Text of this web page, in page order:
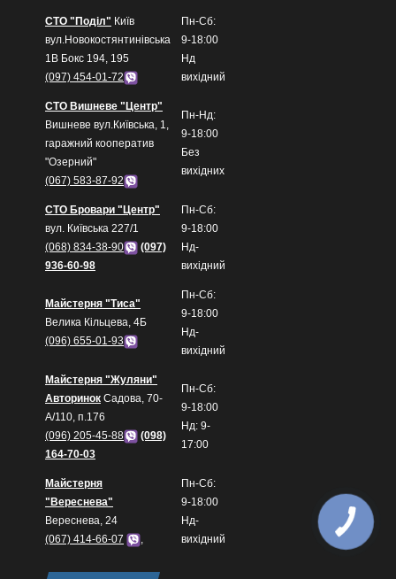
СТО "Поділ" Київ
вул.Новокостянтинівська
1В Бокс 194, 195
(097) 454-01-72
Пн-Сб:
9-18:00
Нд
вихідний
СТО Вишневе "Центр"
Вишневе вул.Київська, 1,
гаражний кооператив
"Озерний"
(067) 583-87-92
Пн-Нд:
9-18:00
Без
вихідних
СТО Бровари "Центр"
вул. Київська 227/1
(068) 834-38-90
(097)
936-60-98
Пн-Сб:
9-18:00
Нд-
вихідний
Майстерня "Тиса"
Велика Кільцева, 4Б
(096) 655-01-93
Пн-Сб:
9-18:00
Нд-
вихідний
Майстерня "Жуляни"
Авторинок Садова, 70-
А/110, п.176
(096) 205-45-88
(098)
164-70-03
Пн-Сб:
9-18:00
Нд: 9-
17:00
Майстерня
"Вереснева"
Вереснева, 24
(067) 414-66-07
,
Пн-Сб:
9-18:00
Нд-
вихідний